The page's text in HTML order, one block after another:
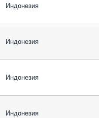
Индонезия
Индонезия
Индонезия
Индонезия